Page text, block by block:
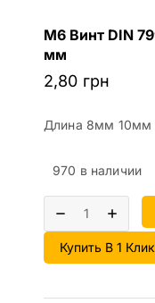
М6 Винт DIN
мм
2,80 грн
Длина 8мм 10мм
970 в наличии
Купить В 1 Клик